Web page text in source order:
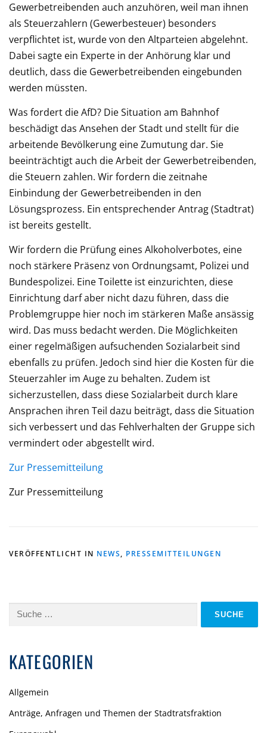
Gewerbetreibenden auch anzuhören, weil man ihnen
als Steuerzahlern (Gewerbesteuer) besonders
verpflichtet ist, wurde von den Altparteien abgelehnt.
Dabei sagte ein Experte in der Anhörung klar und
deutlich, dass die Gewerbetreibenden eingebunden
werden müssten.
Was fordert die AfD? Die Situation am Bahnhof
beschädigt das Ansehen der Stadt und stellt für die
arbeitende Bevölkerung eine Zumutung dar. Sie
beeinträchtigt auch die Arbeit der Gewerbetreibenden,
die Steuern zahlen. Wir fordern die zeitnahe
Einbindung der Gewerbetreibenden in den
Lösungsprozess. Ein entsprechender Antrag (Stadtrat)
ist bereits gestellt.
Wir fordern die Prüfung eines Alkoholverbotes, eine
noch stärkere Präsenz von Ordnungsamt, Polizei und
Bundespolizei. Eine Toilette ist einzurichten, diese
Einrichtung darf aber nicht dazu führen, dass die
Problemgruppe hier noch im stärkeren Maße ansässig
wird. Das muss bedacht werden. Die Möglichkeiten
einer regelmäßigen aufsuchenden Sozialarbeit sind
ebenfalls zu prüfen. Jedoch sind hier die Kosten für die
Steuerzahler im Auge zu behalten. Zudem ist
sicherzustellen, dass diese Sozialarbeit durch klare
Ansprachen ihren Teil dazu beiträgt, dass die Situation
sich verbessert und das Fehlverhalten der Gruppe sich
vermindert oder abgestellt wird.
Zur Pressemitteilung
Zur Pressemitteilung
VERÖFFENTLICHT IN NEWS, PRESSEMITTEILUNGEN
Suche
KATEGORIEN
Allgemein
Anträge, Anfragen und Themen der Stadtratsfraktion